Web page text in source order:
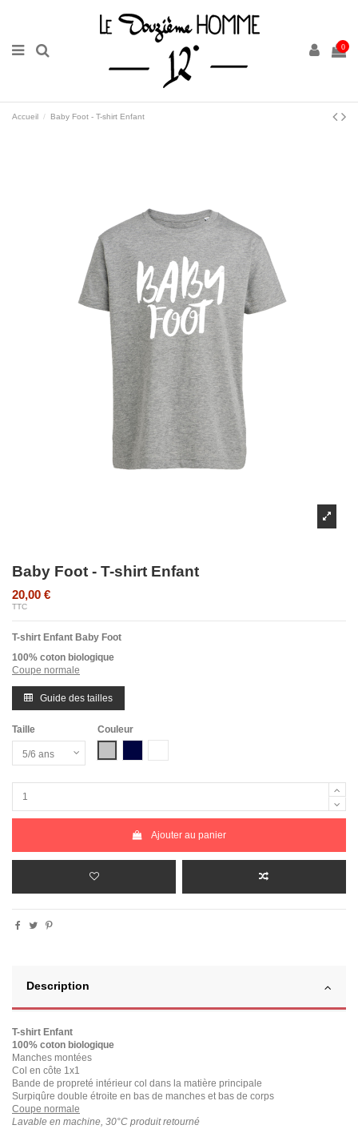
0
Accueil Baby Foot - T-shirt Enfant
Baby Foot - T-shirt Enfant
20,00 €
TTC
T-shirt Enfant Baby Foot
100% coton biologique
Coupe normale
Guide des tailles
Taille
Couleur
Ajouter au panier
Description
T-shirt Enfant
100% coton biologique
Manches montées
Col en côte 1x1
Bande de propreté intérieur col dans la matière principale
Surpiqûre double étroite en bas de manches et bas de corps
Coupe normale
Lavable en machine, 30°C produit retourné